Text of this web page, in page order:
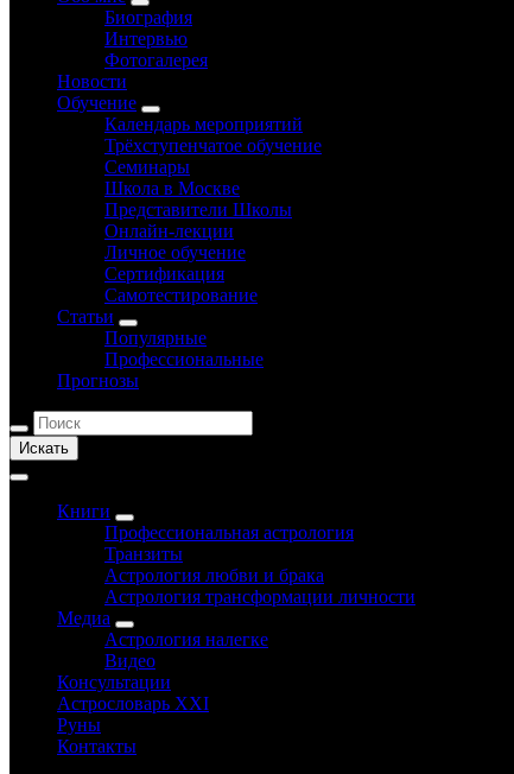
Биография
Интервью
Фотогалерея
Новости
Обучение
Календарь мероприятий
Трёхступенчатое обучение
Семинары
Школа в Москве
Представители Школы
Онлайн-лекции
Личное обучение
Сертификация
Самотестирование
Статьи
Популярные
Профессиональные
Прогнозы
Искать
Книги
Профессиональная астрология
Транзиты
Астрология любви и брака
Астрология трансформации личности
Медиа
Астрология налегке
Видео
Консультации
Астрословарь XXI
Руны
Контакты